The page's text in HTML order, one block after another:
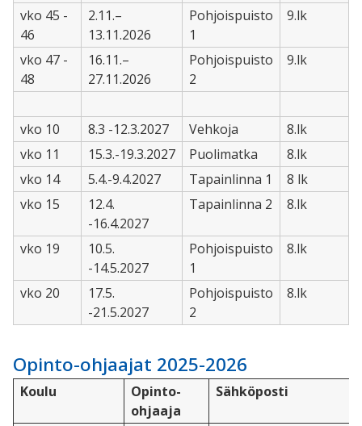
vko 45 -
46
2.11.–
13.11.2026
Pohjoispuisto
1
9.lk
vko 47 -
48
16.11.–
27.11.2026
Pohjoispuisto
2
9.lk
vko 10 8.3 -12.3.2027 Vehkoja
8.lk
vko 11
15.3.-19.3.2027 Puolimatka
8.lk
vko 14
5.4.-9.4.2027 Tapainlinna 1
8 lk
vko 15
12.4.
-16.4.2027
Tapainlinna 2 8.lk
vko 19
10.5.
-14.5.2027
Pohjoispuisto
1
8.lk
vko 20
17.5.
-21.5.2027
Pohjoispuisto
2
8.lk
Opinto-ohjaajat 2025-2026
Koulu
Opinto-
ohjaaja
Sähköposti